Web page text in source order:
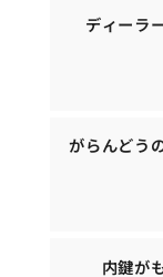
ディーラ
がらんどう
内鍵が